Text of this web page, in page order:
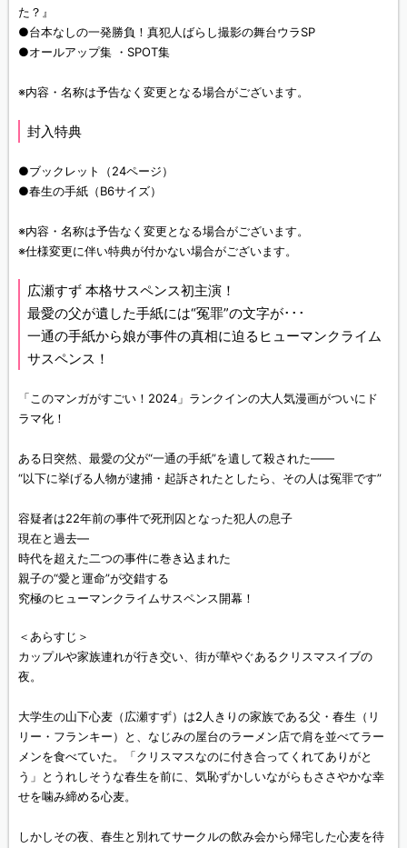
た？』
●台本なしの一発勝負！真犯人ばらし撮影の舞台ウラSP
●オールアップ集 ・SPOT集
※内容・名称は予告なく変更となる場合がございます。
封入特典
●ブックレット（24ページ）
●春生の手紙（B6サイズ）
※内容・名称は予告なく変更となる場合がございます。
※仕様変更に伴い特典が付かない場合がございます。
広瀬すず 本格サスペンス初主演！
最愛の父が遺した手紙には“冤罪”の文字が･･･
一通の手紙から娘が事件の真相に迫るヒューマンクライム
サスペンス！
「このマンガがすごい！2024」ランクインの大人気漫画がついにド
ラマ化！
ある日突然、最愛の父が“一通の手紙”を遺して殺された――
“以下に挙げる人物が逮捕・起訴されたとしたら、その人は冤罪です”
容疑者は22年前の事件で死刑囚となった犯人の息子
現在と過去―
時代を超えた二つの事件に巻き込まれた
親子の“愛と運命”が交錯する
究極のヒューマンクライムサスペンス開幕！
＜あらすじ＞
カップルや家族連れが行き交い、街が華やぐあるクリスマスイブの
夜。
大学生の山下心麦（広瀬すず）は2人きりの家族である父・春生（リ
リー・フランキー）と、なじみの屋台のラーメン店で肩を並べてラー
メンを食べていた。「クリスマスなのに付き合ってくれてありがと
う」とうれしそうな春生を前に、気恥ずかしいながらもささやかな幸
せを噛み締める心麦。
しかしその夜、春生と別れてサークルの飲み会から帰宅した心麦を待